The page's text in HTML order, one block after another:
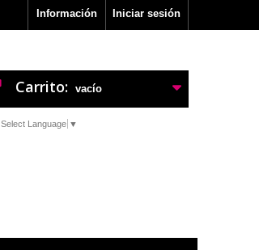
Iniciar sesión
Información
Carrito: vacío
Select Language ▼